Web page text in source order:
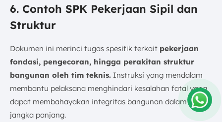
6. Contoh SPK Pekerjaan Sipil dan
Struktur
Dokumen ini merinci tugas spesifik terkait pekerjaan
fondasi, pengecoran, hingga perakitan struktur
bangunan oleh tim teknis. Instruksi yang mendalam
membantu pelaksana menghindari kesalahan fatal yang
dapat membahayakan integritas bangunan dalam
jangka panjang.